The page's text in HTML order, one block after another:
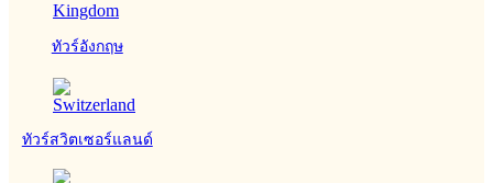
ทัวร์อังกฤษ
ทัวร์สวิตเซอร์แลนด์